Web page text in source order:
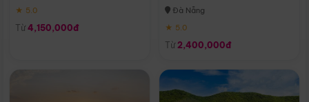
★ 5.0
Từ 4,150,000đ
Đà Nẵng
★ 5.0
Từ 2,400,000đ